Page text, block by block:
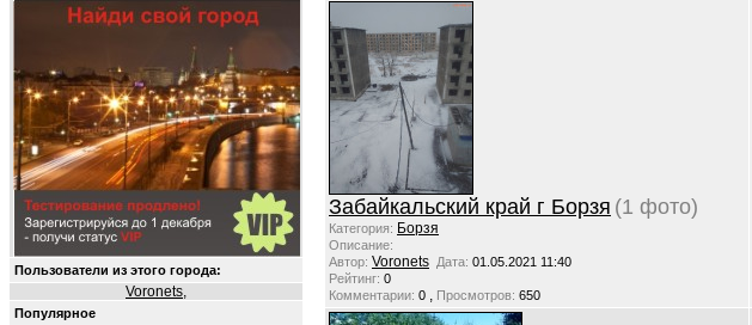
Пользователи из этого города:
Voronets,
Популярное
Забайкальский край г Борзя (1 фото)
Категория: Борзя
Описание:
Автор: Voronets Дата: 01.05.2021 11:40
Рейтинг: 0
Комментарии: 0 , Просмотров: 650